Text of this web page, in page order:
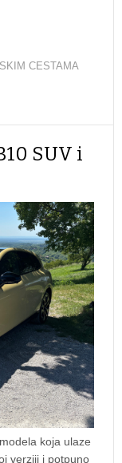
CESTAMA
SUV i
koja ulaze
verziji i potpuno